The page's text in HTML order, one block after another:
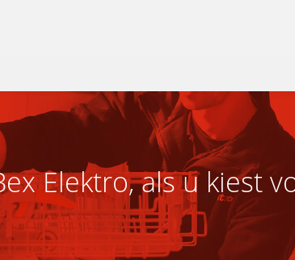
Elektro, als u kiest